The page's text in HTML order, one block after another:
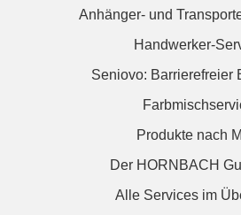
Anhänger- und
Handwerker-
Seniovo: Barrierefreier
Produkte nach
Der HORNBACH
Alle Services im